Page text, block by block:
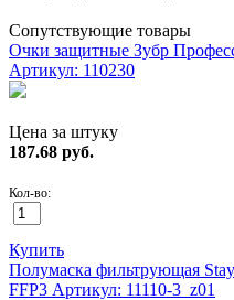
Сопутствующие товары
Очки защитные Зубр
Артикул: 110230
Цена за штуку
187.68 руб.
Кол-во:
Купить
Полумаска фильтрующая
FFP3 Артикул: 11110-3_z01